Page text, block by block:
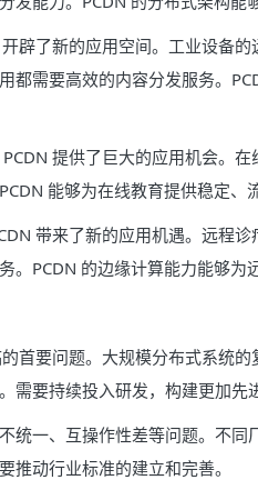
辟了新的应用空间。工业设备
都需要高效的内容分发服务。
提供了巨大的应用机会。
能够为在线教育提供稳定、
带来了新的应用机遇。远程
。PCDN 的边缘计算能力能够为
首要问题。大规模分布式系统
需要持续投入研发，构建更加先
统一、互操作性差等问题。不同
推动行业标准的建立和完善。